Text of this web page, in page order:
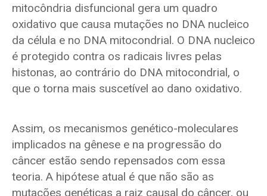
mitocôndria disfuncional gera um quadro
oxidativo que causa mutações no DNA nucleico
da célula e no DNA mitocondrial. O DNA nucleico
é protegido contra os radicais livres pelas
histonas, ao contrário do DNA mitocondrial, o
que o torna mais suscetível ao dano oxidativo.
Assim, os mecanismos genético-moleculares
implicados na gênese e na progressão do
câncer estão sendo repensados com essa
teoria. A hipótese atual é que não são as
mutações genéticas a raiz causal do câncer, ou